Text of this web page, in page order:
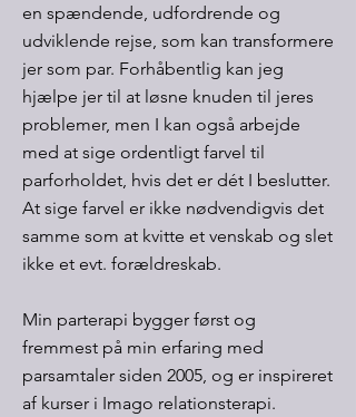
en spændende, udfordrende og
udviklende rejse, som kan transformere
jer som par. Forhåbentlig kan jeg
hjælpe jer til at løsne knuden til jeres
problemer, men I kan også arbejde
med at sige ordentligt farvel til
parforholdet, hvis det er dét I beslutter.
At sige farvel er ikke nødvendigvis det
samme som at kvitte et venskab og slet
ikke et evt. forældreskab.
Min parterapi bygger først og
fremmest på min erfaring med
parsamtaler siden 2005, og er inspireret
af kurser i Imago relationsterapi.